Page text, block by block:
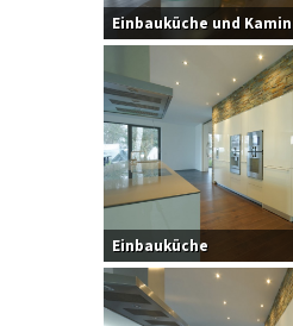
Einbauküche und Kamin
Einbauküche